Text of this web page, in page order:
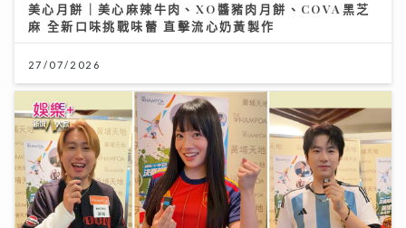
美心月餅｜美心麻辣牛肉、XO醬豬肉月餅、COVA黑芝
麻 全新口味挑戰味蕾 直擊流心奶黃製作
27/07/2026